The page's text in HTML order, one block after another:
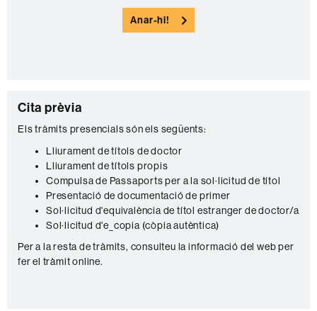
t
e
Anar-hi!
C
o
e
Cita prèvia
Els tràmits presencials són els següents:
Lliurament de títols de doctor
Lliurament de títols propis
Compulsa de Passaports per a la sol·licitud de títol
Presentació de documentació de primer
Sol·licitud d'equivalència de títol estranger de doctor/a
Sol·licitud d'e_copia (còpia autèntica)
Per a la resta de tràmits, consulteu la informació del web per
fer el tràmit online.